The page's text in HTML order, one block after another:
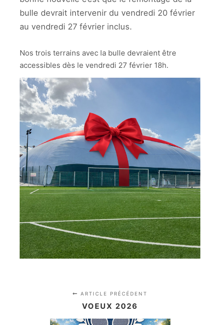
bulle devrait intervenir du vendredi 20 février
au vendredi 27 février inclus.
Nos trois terrains avec la bulle devraient être
accessibles dès le vendredi 27 février 18h.
ARTICLE PRÉCÉDENT
VOEUX 2026